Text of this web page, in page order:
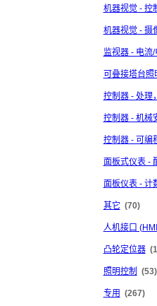
机器视觉 - 控
机器视觉 - 摄
监视器 - 电流
可叠接塔台照
控制器 - 处理
控制器 - 机械
控制器 - 可编
面板式仪表 -
面板仪表 - 计
其它 (70)
人机接口
凸轮定位器
照明控制 (53)
专用 (267)